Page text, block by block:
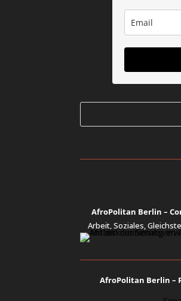
AfroPolitan Berlin –
Arbeit, Soziales,
AfroPolitan Berlin –